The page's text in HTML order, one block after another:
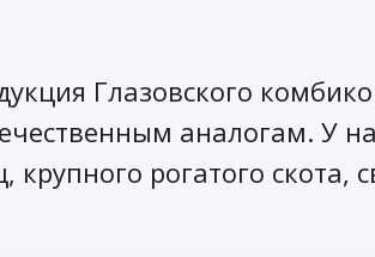
Глазовского
аналогам. У
крупного рогатого скота,